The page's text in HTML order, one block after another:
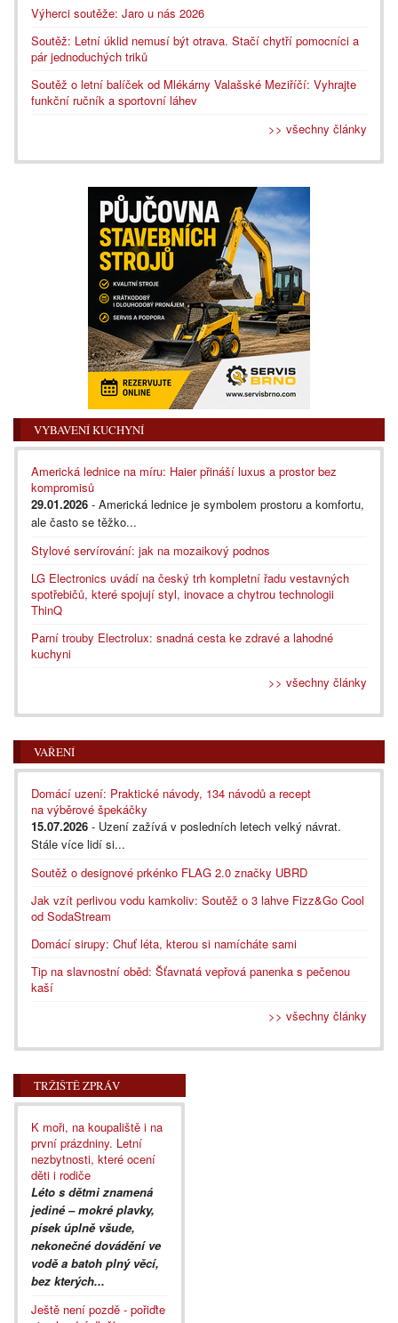
Výherci soutěže: Jaro u nás 2026
Soutěž: Letní úklid nemusí být otrava. Stačí chytří pomocníci a
pár jednoduchých triků
Soutěž o letní balíček od Mlékárny Valašské Meziříčí: Vyhrajte
funkční ručník a sportovní láhev
>> všechny články
VYBAVENÍ KUCHYNÍ
Americká lednice na míru: Haier přináší luxus a prostor bez
kompromisů
29.01.2026 - Americká lednice je symbolem prostoru a komfortu,
ale často se těžko...
Stylové servírování: jak na mozaikový podnos
LG Electronics uvádí na český trh kompletní řadu vestavných
spotřebičů, které spojují styl, inovace a chytrou technologii
ThinQ
Parní trouby Electrolux: snadná cesta ke zdravé a lahodné
kuchyni
>> všechny články
VAŘENÍ
Domácí uzení: Praktické návody, 134 návodů a recept
na výběrové špekáčky
15.07.2026 - Uzení zažívá v posledních letech velký návrat.
Stále více lidí si...
Soutěž o designové prkénko FLAG 2.0 značky UBRD
Jak vzít perlivou vodu kamkoliv: Soutěž o 3 lahve Fizz&Go Cool
od SodaStream
Domácí sirupy: Chuť léta, kterou si namícháte sami
Tip na slavnostní oběd: Šťavnatá vepřová panenka s pečenou
kaší
>> všechny články
TRŽIŠTĚ ZPRÁV
K moři, na koupaliště i na
první prázdniny. Letní
nezbytnosti, které ocení
děti i rodiče
Léto s dětmi znamená
jediné – mokré plavky,
písek úplně všude,
nekonečné dovádění ve
vodě a batoh plný věcí,
bez kterých...
Ještě není pozdě - pořiďte